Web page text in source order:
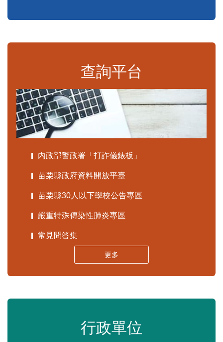
查詢平台
內政部警政署「打詐儀錶板」
苗栗縣政府資料開放平臺
苗栗縣30人以下學校公告專區
嚴重特殊傳染性肺炎專區
常見問答集
更多
行政單位